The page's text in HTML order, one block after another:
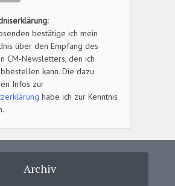
bestätige ich mein
über den Empfang des
CM-Newsletters, den ich
kann. Die dazu
Infos zur
habe ich zur Kenntnis
Archiv